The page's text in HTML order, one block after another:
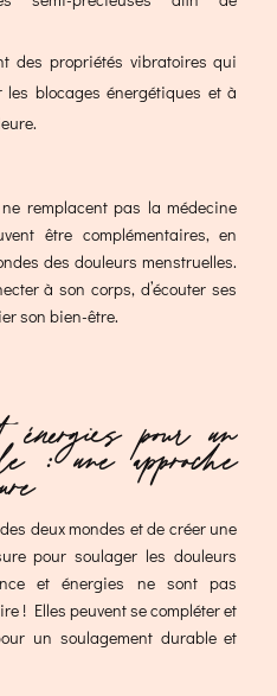
des propriétés vibratoires qui
blocages énergétiques et à
remplacent pas la médecine
être complémentaires, en
des douleurs menstruelles.
à son corps, d’écouter ses
son bien-être.
pour un
: une approche
deux mondes et de créer une
pour soulager les douleurs
et énergies ne sont pas
! Elles peuvent se compléter et
un soulagement durable et